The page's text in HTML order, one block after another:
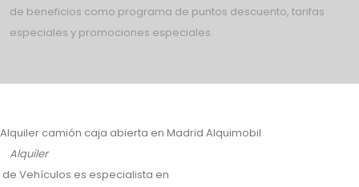
de beneficios como programa de puntos descuento, tarifas
especiales y promociones especiales.
Alquiler camión caja abierta en Madrid Alquimobil
Alquiler
de Vehículos es especialista en